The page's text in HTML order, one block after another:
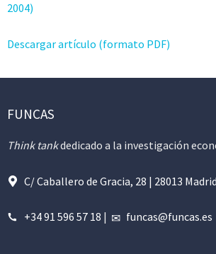
2004)
Descargar artículo (formato PDF)
FUNCAS
Think tankdedicado a la investigación
C/ Caballero de Gracia, 28 | 28013
+34 91 596 57 18 | funcas@funcas.es